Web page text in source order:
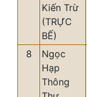
Kiến Trừ
(TRỰC
BẾ)
8
Ngọc
Hạp
Thông